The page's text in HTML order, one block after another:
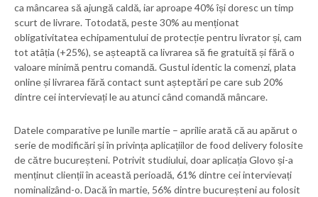
ca mâncarea să ajungă caldă, iar aproape 40% își doresc un timp
scurt de livrare. Totodată, peste 30% au menționat
obligativitatea echipamentului de protecție pentru livrator și, cam
tot atâția (+25%), se așteaptă ca livrarea să fie gratuită și fără o
valoare minimă pentru comandă. Gustul identic la comenzi, plata
online și livrarea fără contact sunt așteptări pe care sub 20%
dintre cei intervievați le au atunci când comandă mâncare.
Datele comparative pe lunile martie – aprilie arată că au apărut o
serie de modificări și în privința aplicațiilor de food delivery folosite
de către bucureșteni. Potrivit studiului, doar aplicația Glovo și-a
menținut clienții în această perioadă, 61% dintre cei intervievați
nominalizând-o. Dacă în martie, 56% dintre bucureșteni au folosit